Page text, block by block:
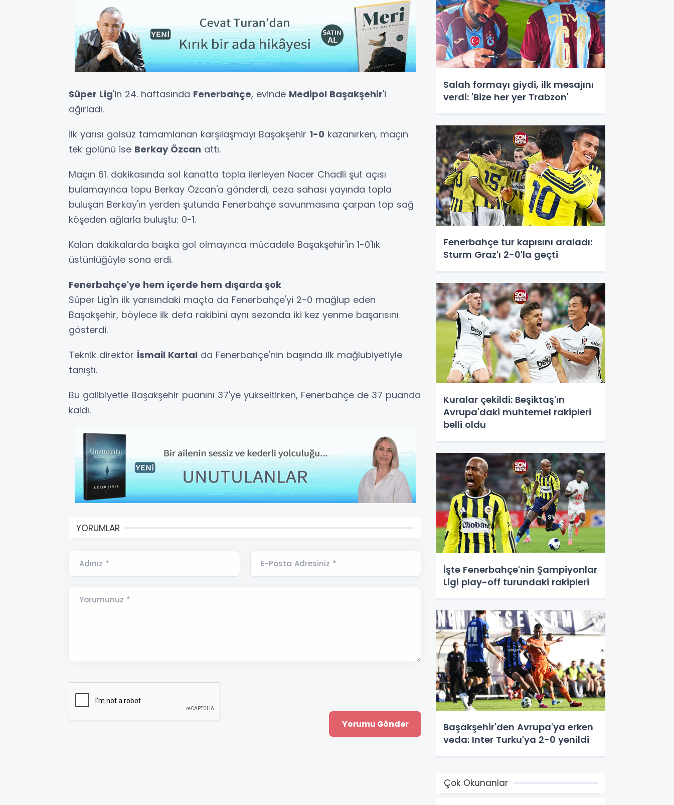
Süper Lig'in 24. haftasında Fenerbahçe, evinde Medipol Başakşehir'i
ağırladı.
İlk yarısı golsüz tamamlanan karşılaşmayı Başakşehir 1-0 kazanırken, maçın
tek golünü ise Berkay Özcan attı.
Maçın 61. dakikasında sol kanatta topla ilerleyen Nacer Chadli şut açısı
bulamayınca topu Berkay Özcan'a gönderdi, ceza sahası yayında topla
buluşan Berkay'ın yerden şutunda Fenerbahçe savunmasına çarpan top sağ
köşeden ağlarla buluştu: 0-1.
Kalan dakikalarda başka gol olmayınca mücadele Başakşehir'in 1-0'lık
üstünlüğüyle sona erdi.
Fenerbahçe'ye hem içerde hem dışarda şok
Süper Lig'in ilk yarısındaki maçta da Fenerbahçe'yi 2-0 mağlup eden
Başakşehir, böylece ilk defa rakibini aynı sezonda iki kez yenme başarısını
gösterdi.
Teknik direktör İsmail Kartal da Fenerbahçe'nin başında ilk mağlubiyetiyle
tanıştı.
Bu galibiyetle Başakşehir puanını 37'ye yükseltirken, Fenerbahçe de 37 puanda
kaldı.
YORUMLAR
Adınız * E-Posta Adresiniz *
Yorumunuz *
Salah formayı giydi, ilk mesajını
verdi: 'Bize her yer Trabzon'
Fenerbahçe tur kapısını araladı:
Sturm Graz'ı 2-0'la geçti
Kuralar çekildi: Beşiktaş'ın
Avrupa'daki muhtemel rakipleri
belli oldu
İşte Fenerbahçe'nin Şampiyonlar
Ligi play-off turundaki rakipleri
Başakşehir'den Avrupa'ya erken
veda: Inter Turku'ya 2-0 yenildi
Çok Okunanlar